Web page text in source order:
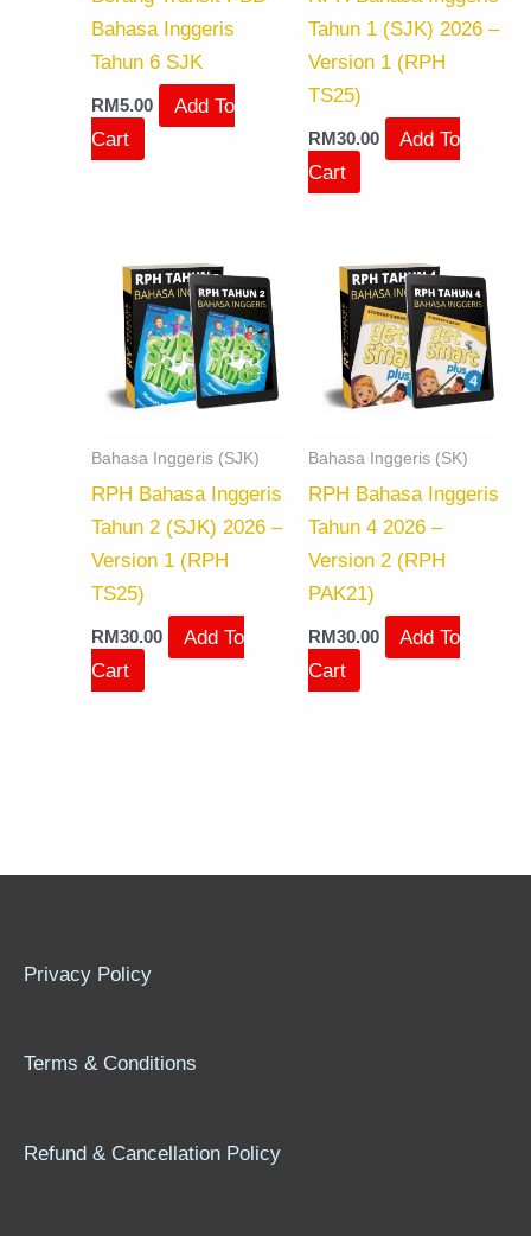
Bahasa Inggeris
Tahun 6 SJK
RM5.00
Add To
Cart
Tahun 1 (SJK) 2026 –
Version 1 (RPH
TS25)
RM30.00
Add To
Cart
Bahasa Inggeris (SJK)
RPH Bahasa Inggeris
Tahun 2 (SJK) 2026 –
Version 1 (RPH
TS25)
RM30.00
Add To
Cart
Bahasa Inggeris (SK)
RPH Bahasa Inggeris
Tahun 4 2026 –
Version 2 (RPH
PAK21)
RM30.00
Add To
Cart
Privacy Policy
Terms & Conditions
Refund & Cancellation Policy